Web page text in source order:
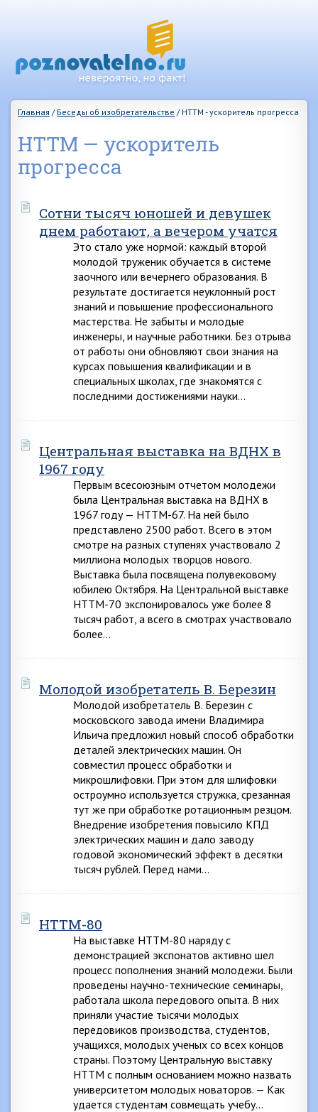
Главная / Беседы об изобретательстве / НТТМ - ускоритель прогресса
НТТМ — ускоритель
прогресса
Сотни тысяч юношей и девушек
днем работают, а вечером учатся
Это стало уже нормой: каждый второй
молодой труженик обучается в системе
заочного или вечернего образования. В
результате достигается неуклонный рост
знаний и повышение профессионального
мастерства. Не забыты и молодые
инженеры, и научные работники. Без отрыва
от работы они обновляют свои знания на
курсах повышения квалификации и в
специальных школах, где знакомятся с
последними достижениями науки…
Центральная выставка на ВДНХ в
1967 году
Первым всесоюзным отчетом молодежи
была Центральная выставка на ВДНХ в
1967 году — НТТМ-67. На ней было
представлено 2500 работ. Всего в этом
смотре на разных ступенях участвовало 2
миллиона молодых творцов нового.
Выставка была посвящена полувековому
юбилею Октября. На Центральной выставке
НТТМ-70 экспонировалось уже более 8
тысяч работ, а всего в смотрах участвовало
более…
Молодой изобретатель В. Березин
Молодой изобретатель В. Березин с
московского завода имени Владимира
Ильича предложил новый способ обработки
деталей электрических машин. Он
совместил процесс обработки и
микрошлифовки. При этом для шлифовки
остроумно используется стружка, срезанная
тут же при обработке ротационным резцом.
Внедрение изобретения повысило КПД
электрических машин и дало заводу
годовой экономический эффект в десятки
тысяч рублей. Перед нами…
НТТМ-80
На выставке НТТМ-80 наряду с
демонстрацией экспонатов активно шел
процесс пополнения знаний молодежи. Были
проведены научно-технические семинары,
работала школа передового опыта. В них
приняли участие тысячи молодых
передовиков производства, студентов,
учащихся, молодых ученых со всех концов
страны. Поэтому Центральную выставку
НТТМ с полным основанием можно назвать
университетом молодых новаторов. — Как
удается студентам совмещать учебу…